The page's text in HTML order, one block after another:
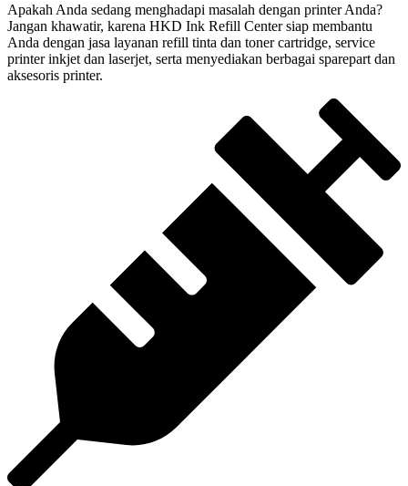
Apakah Anda sedang menghadapi masalah dengan printer Anda?
Jangan khawatir, karena HKD Ink Refill Center siap membantu
Anda dengan jasa layanan refill tinta dan toner cartridge, service
printer inkjet dan laserjet, serta menyediakan berbagai sparepart dan
aksesoris printer.